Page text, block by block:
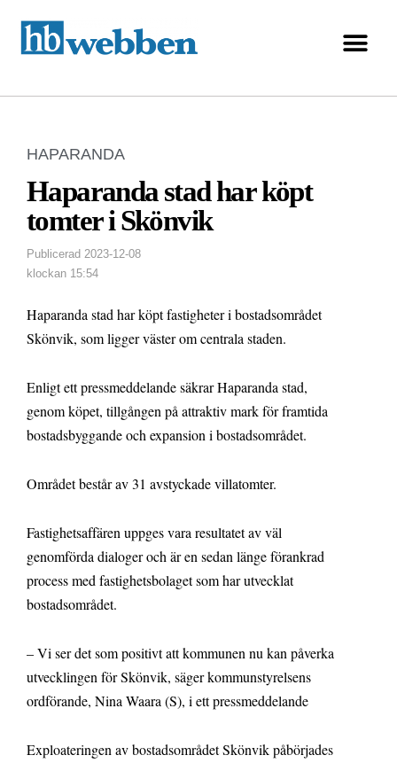
HAPARANDA
Haparanda stad har köpt
tomter i Skönvik
Publicerad 2023-12-08
klockan 15:54
Haparanda stad har köpt fastigheter i bostadsområdet
Skönvik, som ligger väster om centrala staden.
Enligt ett pressmeddelande säkrar Haparanda stad,
genom köpet, tillgången på attraktiv mark för framtida
bostadsbyggande och expansion i bostadsområdet.
Området består av 31 avstyckade villatomter.
Fastighetsaffären uppges vara resultatet av väl
genomförda dialoger och är en sedan länge förankrad
process med fastighetsbolaget som har utvecklat
bostadsområdet.
– Vi ser det som positivt att kommunen nu kan påverka
utvecklingen för Skönvik, säger kommunstyrelsens
ordförande, Nina Waara (S), i ett pressmeddelande
Exploateringen av bostadsområdet Skönvik påbörjades